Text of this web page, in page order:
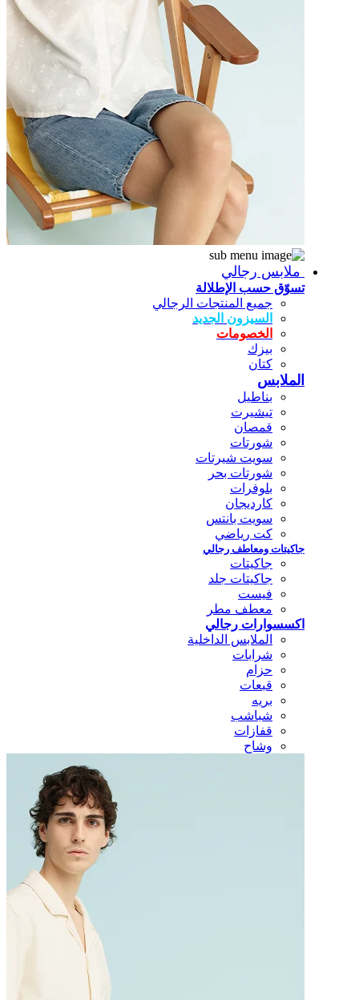
ملابس رجالي
تسوّق حسب الإطلالة
جميع المنتجات الرجالي
السيزون الجديد
الخصومات
بيزك
كتان
الملابس
بناطيل
تيشيرت
قمصان
شورتات
سويت شيرتات
شورتات بحر
بلوفرات
كارديجان
سويت بانتس
كت رياضي
جاكيتات ومعاطف رجالي
جاكيتات
جاكيتات جلد
فيست
معطف مطر
اكسسوارات رجالي
الملابس الداخلية
شرابات
حزام
قبعات
بريه
شباشب
قفازات
وشاح